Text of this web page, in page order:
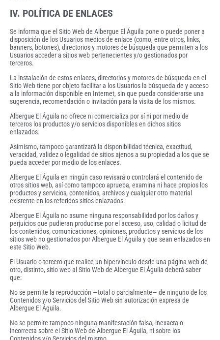
IV. POLÍTICA DE ENLACES
Se informa que el Sitio Web de Albergue El Águila pone o puede poner a
disposición de los Usuarios medios de enlace (como, entre otros, links,
banners, botones), directorios y motores de búsqueda que permiten a los
Usuarios acceder a sitios web pertenecientes y/o gestionados por
terceros.
La instalación de estos enlaces, directorios y motores de búsqueda en el
Sitio Web tiene por objeto facilitar a los Usuarios la búsqueda de y acceso
a la información disponible en Internet, sin que pueda considerarse una
sugerencia, recomendación o invitación para la visita de los mismos.
Albergue El Águila no ofrece ni comercializa por sí ni por medio de
terceros los productos y/o servicios disponibles en dichos sitios
enlazados.
Asimismo, tampoco garantizará la disponibilidad técnica, exactitud,
veracidad, validez o legalidad de sitios ajenos a su propiedad a los que se
pueda acceder por medio de los enlaces.
Albergue El Águila en ningún caso revisará o controlará el contenido de
otros sitios web, así como tampoco aprueba, examina ni hace propios los
productos y servicios, contenidos, archivos y cualquier otro material
existente en los referidos sitios enlazados.
Albergue El Águila no asume ninguna responsabilidad por los daños y
perjuicios que pudieran producirse por el acceso, uso, calidad o licitud de
los contenidos, comunicaciones, opiniones, productos y servicios de los
sitios web no gestionados por Albergue El Águila y que sean enlazados en
este Sitio Web.
El Usuario o tercero que realice un hipervínculo desde una página web de
otro, distinto, sitio web al Sitio Web de Albergue El Águila deberá saber
que:
No se permite la reproducción —total o parcialmente— de ninguno de los
Contenidos y/o Servicios del Sitio Web sin autorización expresa de
Albergue El Águila.
No se permite tampoco ninguna manifestación falsa, inexacta o
incorrecta sobre el Sitio Web de Albergue El Águila, ni sobre los